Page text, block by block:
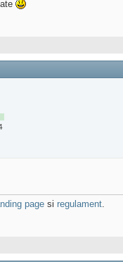
page si regulament.